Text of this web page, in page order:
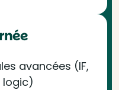
avancées (IF,
logic)